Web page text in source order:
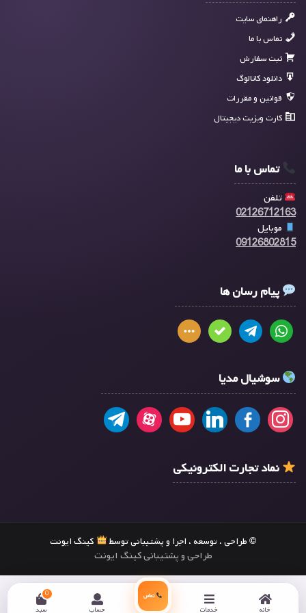
خانه خدمات
تماس
حساب سبد
0
راهنمای سایت
تماس با ما
ثبت سفارش
دانلود کاتالوگ
قوانین و مقررات
کارت ویزیت دیجیتال
تماس با ما
تلفن
02126712163
موبایل
09126802815
پیام رسان ها
سوشیال مدیا
نماد تجارت الکترونیکی
© طراحی ، توسعه ، اجرا و پشتیبانی توسط کینگ ایونت
طراحی و پشتیبانی کینگ ایونت